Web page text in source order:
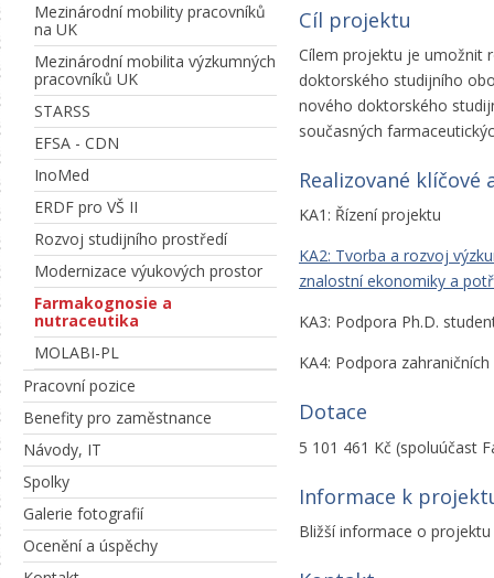
Mezinárodní mobility pracovníků
na UK
Mezinárodní mobilita výzkumných
pracovníků UK
STARSS
EFSA - CDN
InoMed
ERDF pro VŠ II
Rozvoj studijního prostředí
Modernizace výukových prostor
Farmakognosie a
nutraceutika
MOLABI-PL
Pracovní pozice
Benefity pro zaměstnance
Návody, IT
Spolky
Galerie fotografií
Ocenění a úspěchy
Cíl projektu
Cílem projektu je umožnit
doktorského studijního
nového doktorského
současných
Realizované klíčové
KA1: Řízení projektu
KA2: Tvorba a rozvoj
znalostní ekonomiky a
KA3: Podpora Ph.D.
KA4: Podpora
Dotace
5 101 461 Kč (spoluúčast
Informace k
Bližší informace o